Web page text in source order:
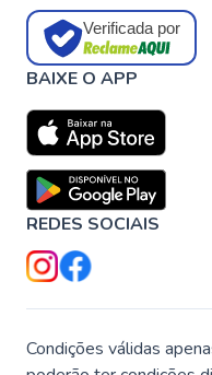
Verificada por
BAIXE O APP
REDES SOCIAIS
Condições válidas